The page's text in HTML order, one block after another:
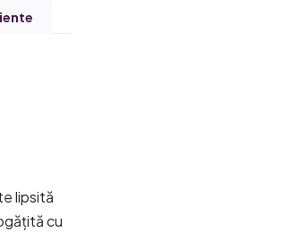
lipsită
cu